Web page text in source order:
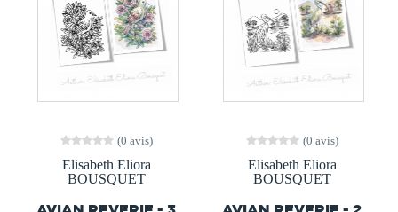
(0 avis)
Elisabeth Eliora
BOUSQUET
(0 avis)
Elisabeth Eliora
BOUSQUET